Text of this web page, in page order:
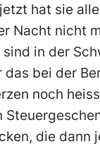
hat sie
Nacht nicht
sind in der
das bei der
noch
die dann